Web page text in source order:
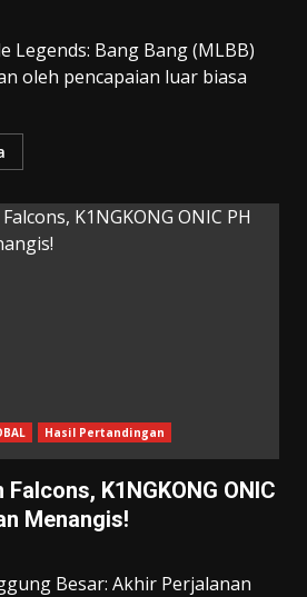
Legends: Bang Bang (MLBB)
oleh pencapaian luar biasa
Hasil Pertandingan
K1NGKONG ONIC
Menangis!
Besar: Akhir Perjalanan